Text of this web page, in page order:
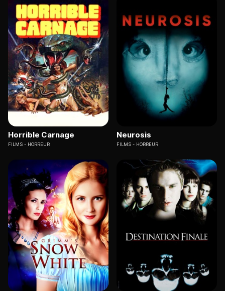
Horrible Carnage
FILMS HORREUR
Neurosis
FILMS HORREUR